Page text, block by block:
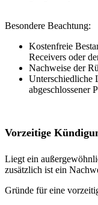
Besondere Beachtung:
Kostenfreie
Receivers oder
Nachweise der
Unterschiedliche
abgeschlossener
Vorzeitige
Liegt ein
zusätzlich ist ein
Gründe für eine